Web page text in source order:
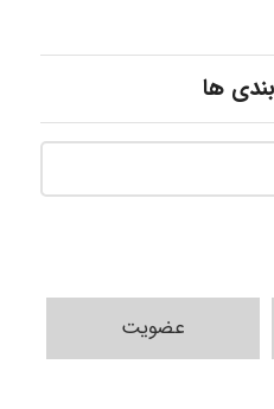
ها
عضویت